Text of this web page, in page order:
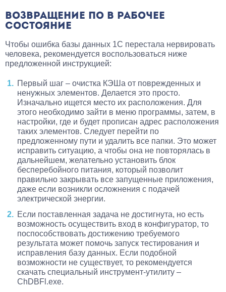
ВОЗВРАЩЕНИЕ ПО В РАБОЧЕЕ
СОСТОЯНИЕ
Чтобы ошибка базы данных 1С перестала нервировать
человека, рекомендуется воспользоваться ниже
предложенной инструкцией:
Первый шаг – очистка КЭШа от поврежденных и
ненужных элементов. Делается это просто.
Изначально ищется место их расположения. Для
этого необходимо зайти в меню программы, затем, в
настройки, где и будет прописан адрес расположения
таких элементов. Следует перейти по
предложенному пути и удалить все папки. Это может
исправить ситуацию, а чтобы она не повторялась в
дальнейшем, желательно установить блок
бесперебойного питания, который позволит
правильно закрывать все запущенные приложения,
даже если возникли осложнения с подачей
электрической энергии.
Если поставленная задача не достигнута, но есть
возможность осуществить вход в конфигуратор, то
поспособствовать достижению требуемого
результата может помочь запуск тестирования и
исправления базу данных. Если подобной
возможности не существует, то рекомендуется
скачать специальный инструмент-утилиту –
ChDBFl.exe.